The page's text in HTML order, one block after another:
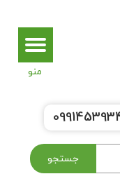
جستجو
0